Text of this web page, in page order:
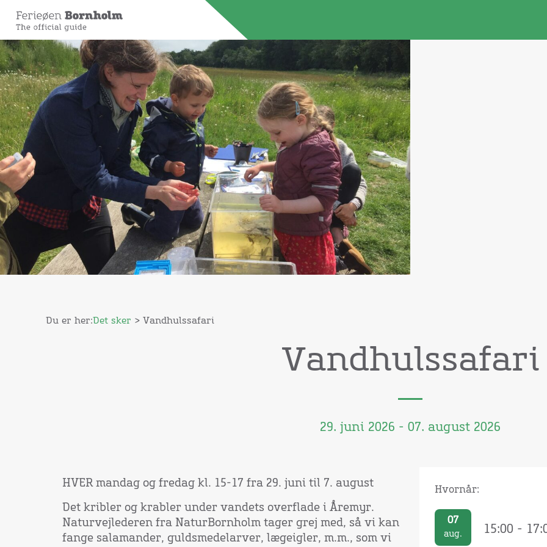
Du er her:Det sker > Vandhulssafari
Vandhulssafari
29. juni 2026 - 07. august 2026
HVER mandag og fredag kl. 15-17 fra 29. juni til 7. august
Det kribler og krabler under vandets overflade i Åremyr.
Naturvejlederen fra NaturBornholm tager grej med, så vi kan
fange salamander, guldsmedelarver, lægeigler, m.m., som vi
Hvornår:
07
aug. 15:00 -